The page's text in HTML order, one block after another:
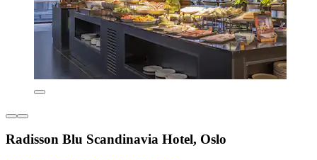
Radisson Blu Scandinavia Hotel, Oslo